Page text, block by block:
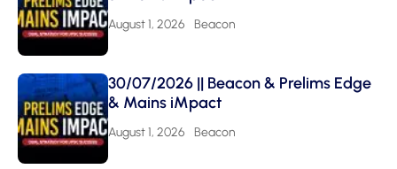
August 1, 2026 Beacon
30/07/2026 || Beacon & Prelims Edge
& Mains iMpact
August 1, 2026 Beacon